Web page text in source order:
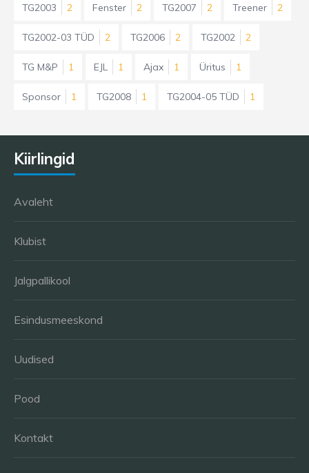
TG2003 2 Fenster 2 TG2007 2 Treener 2
TG2002-03 TÜD 2 TG2006 2 TG2002 2
TG M&P 1 EJL 1 Ajax 1 Üritus 1
Sponsor 1 TG2008 1 TG2004-05 TÜD 1
Kiirlingid
Avaleht
Klubist
Jalgpallikool
Esindusmeeskond
Uudised
Pood
Kontakt